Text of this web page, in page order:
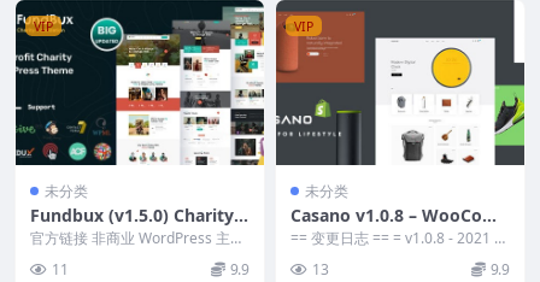
VIP
未分类
Fundbux (v1.5.0) Charity
& Fundraise WordPress T
heme
官方链接 非商业 WordPress 主题
11 9.9
VIP
未分类
Casano v1.0.8 – WooCom
merce Theme For Accesso
ries & Life Style Download
== 变更日志 == = v1.0.8 - 2021 年
13 9.9